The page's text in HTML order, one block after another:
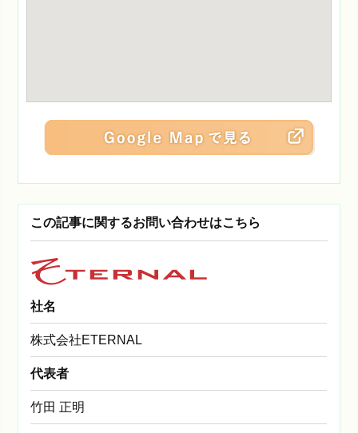
この記事に関するお問い合わせはこちら
社名
株式会社ETERNAL
代表者
竹田 正明